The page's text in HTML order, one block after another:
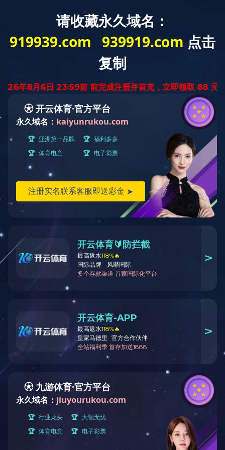
关于我们
当前位置： 关于我们››文化活动
冬至大如年 人间小团圆 | 新天地药业冬至活动温暖落幕